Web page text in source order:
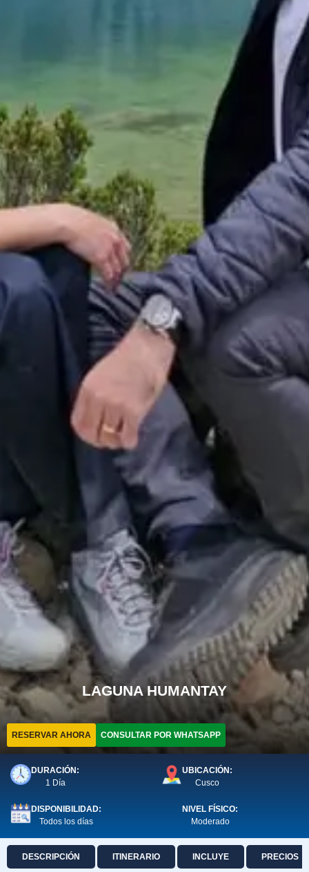
LAGUNA HUMANTAY
RESERVAR AHORA CONSULTAR POR WHATSAPP
DURACIÓN:
1 Día
UBICACIÓN:
Cusco
DISPONIBILIDAD:
Todos los días
NIVEL FÍSICO:
Moderado
DESCRIPCIÓN ITINERARIO INCLUYE PRECIOS